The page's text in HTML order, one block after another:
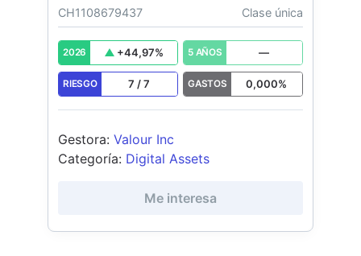
CH1108679437 Clase única
2026 +44,97% 5 AÑOS —
RIESGO 7 /7 GASTOS 0,000%
Gestora: Valour Inc
Categoría: Digital Assets
Me interesa